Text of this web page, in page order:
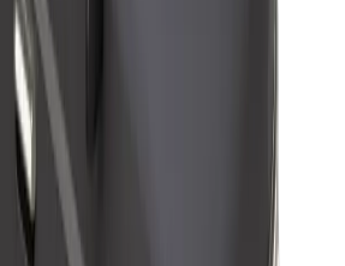
nosacījumi
minūšu laikā!
Bolt lietotni
maltītes!